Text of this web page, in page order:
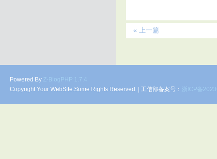
« 上一篇
Powered By Z-BlogPHP 1.7.4
Copyright Your WebSite.Some Rights Reserved. | 工信部备案号： 浙ICP备